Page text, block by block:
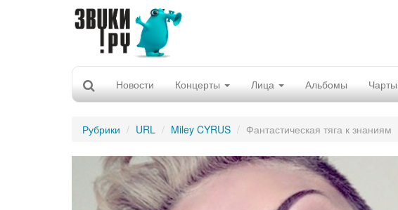
Новости Концерты Лица Альбомы Чарты
Рубрики URL Miley CYRUS Фантастическая тяга к знаниям